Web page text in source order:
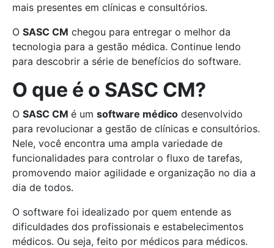
mais presentes em clínicas e consultórios.
O SASC CM chegou para entregar o melhor da
tecnologia para a gestão médica. Continue lendo
para descobrir a série de benefícios do software.
O que é o SASC CM?
O SASC CM é um software médico desenvolvido
para revolucionar a gestão de clínicas e consultórios.
Nele, você encontra uma ampla variedade de
funcionalidades para controlar o fluxo de tarefas,
promovendo maior agilidade e organização no dia a
dia de todos.
O software foi idealizado por quem entende as
dificuldades dos profissionais e estabelecimentos
médicos. Ou seja, feito por médicos para médicos.